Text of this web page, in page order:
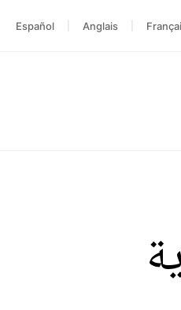
Anglais
Español